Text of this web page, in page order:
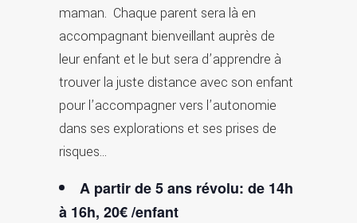
maman. Chaque parent sera là en
accompagnant bienveillant auprès de
leur enfant et le but sera d’apprendre à
trouver la juste distance avec son enfant
pour l’accompagner vers l’autonomie
dans ses explorations et ses prises de
risques…
A partir de 5 ans révolu: de 14h
à 16h, 20€ /enfant